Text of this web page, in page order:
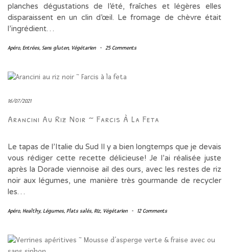
planches dégustations de l’été, fraîches et légères elles
disparaissent en un clin d’œil. Le fromage de chèvre était
l’ingrédient…
Apéro, Entrées, Sans gluten, Végétarien - 25 Comments
16/07/2021
Arancini Au Riz Noir ~ Farcis À La Feta
Le tapas de l’Italie du Sud Il y a bien longtemps que je devais
vous rédiger cette recette délicieuse! Je l’ai réalisée juste
après la Dorade viennoise ail des ours, avec les restes de riz
noir aux légumes, une manière très gourmande de recycler
les…
Apéro, Healthy, Légumes, Plats salés, Riz, Végétarien - 12 Comments